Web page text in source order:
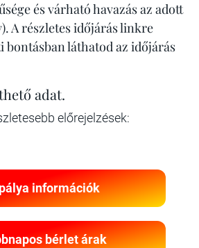
és várható havazás az adott
A részletes időjárás linkre
láthatod az időjárás
adat.
előrejelzések:
információk
bérlet árak